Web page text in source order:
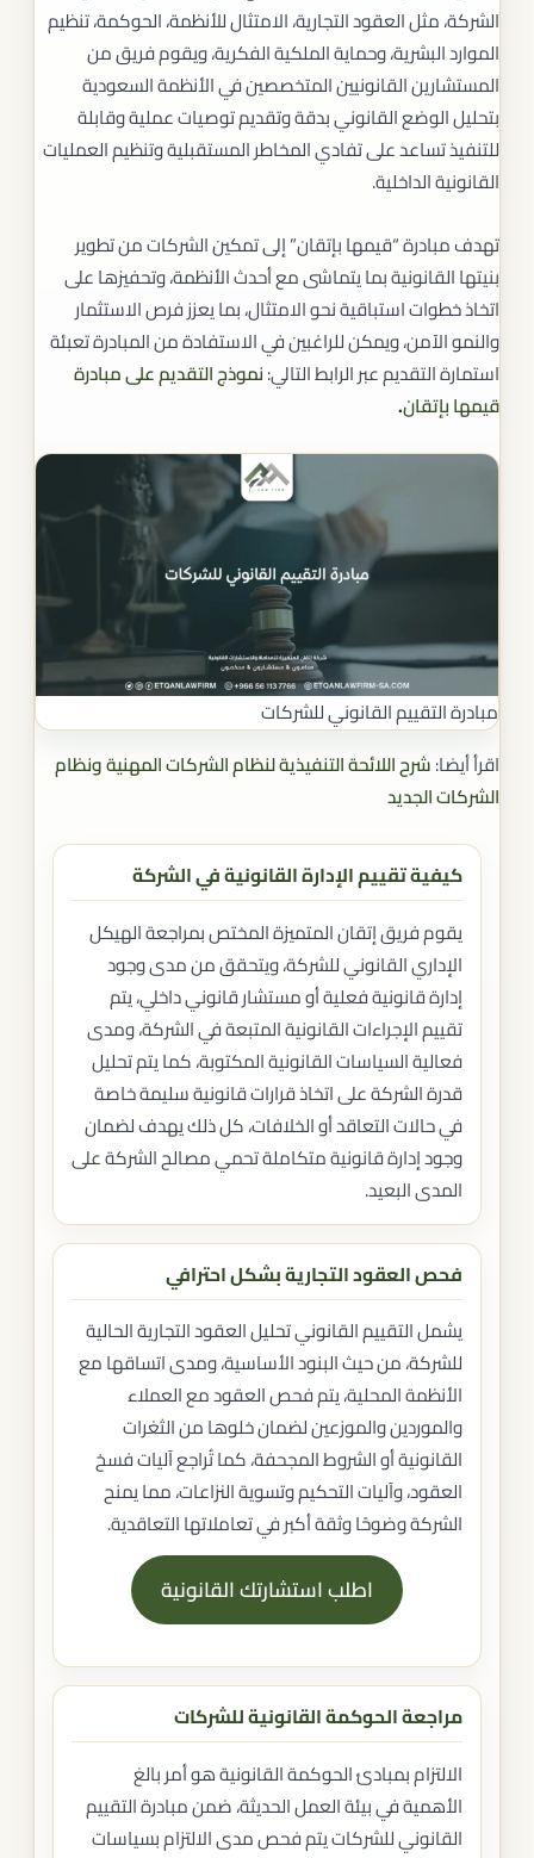
الشركة، مثل العقود التجارية، الامتثال للأنظمة، الحوكمة، تنظيم
الموارد البشرية، وحماية الملكية الفكرية، ويقوم فريق من
المستشارين القانونيين المتخصصين في الأنظمة السعودية
بتحليل الوضع القانوني بدقة وتقديم توصيات عملية وقابلة
للتنفيذ تساعد على تفادي المخاطر المستقبلية وتنظيم العمليات
القانونية الداخلية.
تهدف مبادرة “قيمها بإتقان” إلى تمكين الشركات من تطوير
بنيتها القانونية بما يتماشى مع أحدث الأنظمة، وتحفيزها على
اتخاذ خطوات استباقية نحو الامتثال، بما يعزز فرص الاستثمار
والنمو الآمن، ويمكن للراغبين في الاستفادة من المبادرة تعبئة
استمارة التقديم عبر الرابط التالي:نموذجالتقديم على مبادرة
قيمها بإتقان.
مبادرة التقييم القانوني للشركات
اقرأ أيضا:شرح اللائحة التنفيذية لنظام الشركات المهنية ونظام
الشركات الجديد
كيفية تقييم الإدارة القانونية في الشركة
يقوم فريق إتقان المتميزة المختص بمراجعة الهيكل
الإداري القانوني للشركة، ويتحقق من مدى وجود
إدارة قانونية فعلية أو مستشار قانوني داخلي، يتم
تقييم الإجراءات القانونية المتبعة في الشركة، ومدى
فعالية السياسات القانونية المكتوبة، كما يتم تحليل
قدرة الشركة على اتخاذ قرارات قانونية سليمة خاصة
في حالات التعاقد أو الخلافات، كل ذلك يهدف لضمان
وجود إدارة قانونية متكاملة تحمي مصالح الشركة على
المدى البعيد.
فحص العقود التجارية بشكل احترافي
يشمل التقييم القانوني تحليل العقود التجارية الحالية
للشركة، من حيث البنود الأساسية، ومدى اتساقها مع
الأنظمة المحلية، يتم فحص العقود مع العملاء
والموردين والموزعين لضمان خلوها من الثغرات
القانونية أو الشروط المجحفة، كما تُراجع آليات فسخ
العقود، وآليات التحكيم وتسوية النزاعات، مما يمنح
الشركة وضوحًا وثقة أكبر في تعاملاتها التعاقدية.
اطلب استشارتك القانونية
مراجعة الحوكمة القانونية للشركات
الالتزام بمبادئ الحوكمة القانونية هو أمر بالغ
الأهمية في بيئة العمل الحديثة، ضمن مبادرة التقييم
القانوني للشركات يتم فحص مدى الالتزام بسياسات